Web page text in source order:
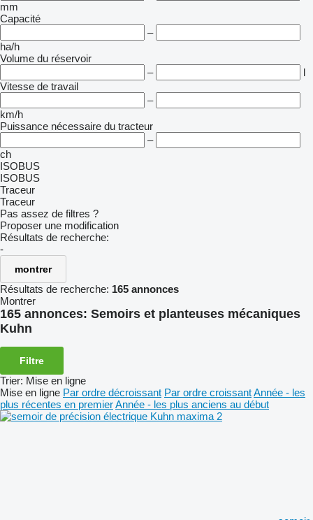
mm
Capacité
–
ha/h
Volume du réservoir
–
l
Vitesse de travail
–
km/h
Puissance nécessaire du tracteur
–
ch
ISOBUS
ISOBUS
Traceur
Traceur
Pas assez de filtres ?
Proposer une modification
Résultats de recherche:
-
montrer
Résultats de recherche: 165 annonces
Montrer
165 annonces: Semoirs et planteuses mécaniques
Kuhn
Filtre
Trier: Mise en ligne
Mise en ligne Par ordre décroissant Par ordre croissantAnnée - les
plus récentes en premierAnnée - les plus anciens au début